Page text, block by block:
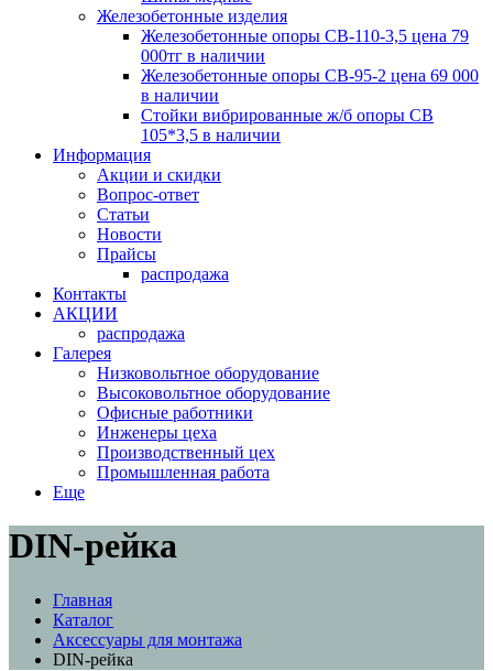
Железобетонные изделия
Железобетонные опоры СВ-110-3,5 цена 79
000тг в наличии
Железобетонные опоры СВ-95-2 цена 69 000
в наличии
Стойки вибрированные ж/б опоры CВ
105*3,5 в наличии
Информация
Акции и скидки
Вопрос-ответ
Статьи
Новости
Прайсы
распродажа
Контакты
АКЦИИ
распродажа
Галерея
Низковольтное оборудование
Высоковольтное оборудование
Офисные работники
Инженеры цеха
Производственный цех
Промышленная работа
Еще
DIN-рейка
Главная
Каталог
Аксессуары для монтажа
DIN-рейка